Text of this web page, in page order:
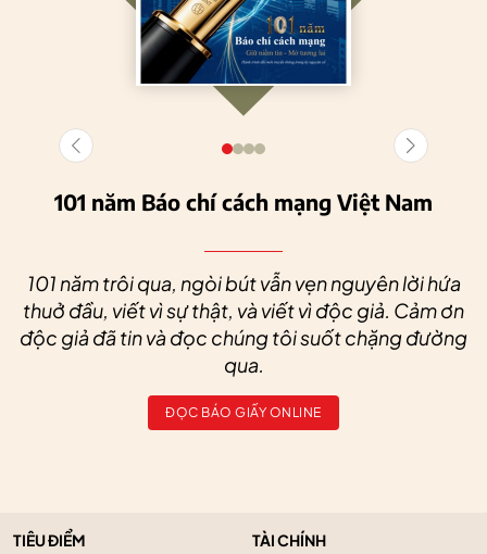
101 năm Báo chí cách mạng Việt Nam
101 năm trôi qua, ngòi bút vẫn vẹn nguyên lời hứa
thuở đầu, viết vì sự thật, và viết vì độc giả. Cảm ơn
độc giả đã tin và đọc chúng tôi suốt chặng đường
qua.
ĐỌC BÁO GIẤY ONLINE
TIÊU ĐIỂM
TÀI CHÍNH